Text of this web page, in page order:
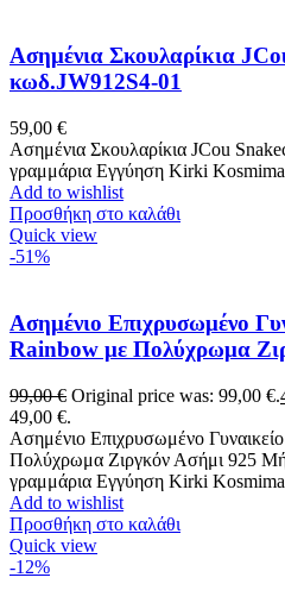
Ασημένια Σκουλαρίκια
κωδ.JW912S4-01
59,00 €
Ασημένια Σκουλαρίκια JCou
γραμμάρια Εγγύηση Kirki
Add to wishlist
Προσθήκη στο καλάθι
Quick view
-51%
Ασημένιο Επιχρυσωμένο
Rainbow με Πολύχρωμα
99,00€ Original price was: 99,00 €.
49,00 €.
Ασημένιο Επιχρυσωμένο
Πολύχρωμα Ζιργκόν Ασήμι 925
γραμμάρια Eγγύηση Kirki
Add to wishlist
Προσθήκη στο καλάθι
Quick view
-12%